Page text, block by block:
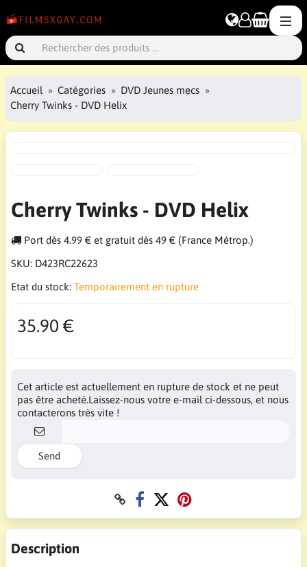
Accueil Catégories
DVD Jeunes mecs
Cherry Twinks - DVD Helix
Cherry Twinks - DVD Helix
Port dès 4.99 € et gratuit dès 49 € (France Métrop.)
SKU: D423RC22623
Etat du stock: Temporairement en rupture
35.90 €
Cet article est actuellement en rupture de stock et ne peut
pas être acheté.Laissez-nous votre e-mail ci-dessous, et nous
contacterons très vite !
Send
Description